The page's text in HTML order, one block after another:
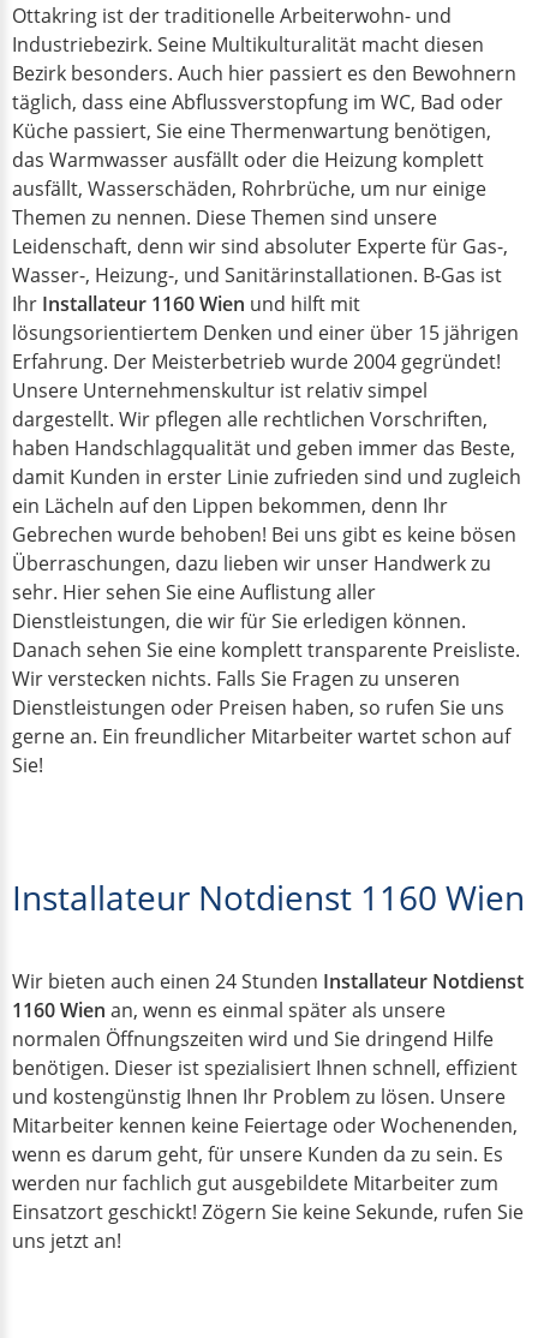
Ottakring ist der traditionelle Arbeiterwohn- und
Industriebezirk. Seine Multikulturalität macht diesen
Bezirk besonders. Auch hier passiert es den Bewohnern
täglich, dass eine Abflussverstopfung im WC, Bad oder
Küche passiert, Sie eine Thermenwartung benötigen,
das Warmwasser ausfällt oder die Heizung komplett
ausfällt, Wasserschäden, Rohrbrüche, um nur einige
Themen zu nennen. Diese Themen sind unsere
Leidenschaft, denn wir sind absoluter Experte für Gas-,
Wasser-, Heizung-, und Sanitärinstallationen. B-Gas ist
Ihr Installateur 1160 Wien und hilft mit
lösungsorientiertem Denken und einer über 15 jährigen
Erfahrung. Der Meisterbetrieb wurde 2004 gegründet!
Unsere Unternehmenskultur ist relativ simpel
dargestellt. Wir pflegen alle rechtlichen Vorschriften,
haben Handschlagqualität und geben immer das Beste,
damit Kunden in erster Linie zufrieden sind und zugleich
ein Lächeln auf den Lippen bekommen, denn Ihr
Gebrechen wurde behoben! Bei uns gibt es keine bösen
Überraschungen, dazu lieben wir unser Handwerk zu
sehr. Hier sehen Sie eine Auflistung aller
Dienstleistungen, die wir für Sie erledigen können.
Danach sehen Sie eine komplett transparente Preisliste.
Wir verstecken nichts. Falls Sie Fragen zu unseren
Dienstleistungen oder Preisen haben, so rufen Sie uns
gerne an. Ein freundlicher Mitarbeiter wartet schon auf
Sie!
Installateur Notdienst 1160 Wien
Wir bieten auch einen 24 Stunden Installateur Notdienst
1160 Wien an, wenn es einmal später als unsere
normalen Öffnungszeiten wird und Sie dringend Hilfe
benötigen. Dieser ist spezialisiert Ihnen schnell, effizient
und kostengünstig Ihnen Ihr Problem zu lösen. Unsere
Mitarbeiter kennen keine Feiertage oder Wochenenden,
wenn es darum geht, für unsere Kunden da zu sein. Es
werden nur fachlich gut ausgebildete Mitarbeiter zum
Einsatzort geschickt! Zögern Sie keine Sekunde, rufen Sie
uns jetzt an!